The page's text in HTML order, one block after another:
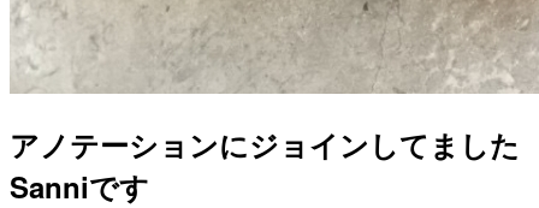
アノテーションにジョインしてました
Sanniです